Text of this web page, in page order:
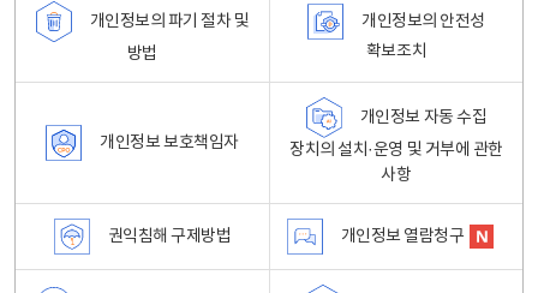
개인정보의 파기 절차 및
방법
개인정보의 안전성
확보조치
개인정보 보호책임자
개인정보 자동 수집
장치의 설치·운영 및 거부에 관한
사항
권익침해 구제방법 개인정보 열람청구